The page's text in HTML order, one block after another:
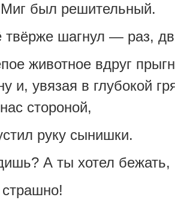
был решительный.
шагнул — раз,
животное вдруг
и, увязая в глубокой
стороной,
руку сынишки.
А ты хотел бежать,